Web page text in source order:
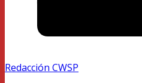
Redacción CWSP